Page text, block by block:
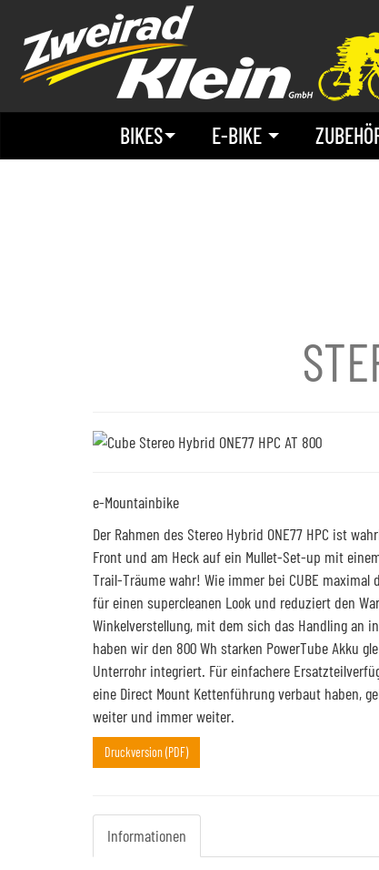
BIKES E-BIKE
e-Mountainbike
Der Rahmen des Stereo Hybrid ONE77 HPC ist
Front und am Heck auf ein Mullet-Set-up mit
Trail-Träume wahr! Wie immer bei CUBE
für einen supercleanen Look und reduziert den
Winkelverstellung, mit dem sich das Handling an
haben wir den 800 Wh starken PowerTube Akku
Unterrohr integriert. Für einfachere
eine Direct Mount Kettenführung verbaut haben,
weiter und immer weiter.
Druckversion (PDF)
Informationen